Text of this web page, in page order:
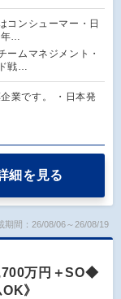
コンシューマー・日
…
ームマネジメント・
戦…
業です。 ・日本発
細を見る
期間：26/08/06～26/08/19
万円＋SO◆
》